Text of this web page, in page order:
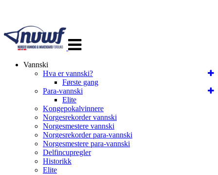
navigasjon
Vannski
Hva er vannski?
Første gang
Para-vannski
Elite
Kongepokalvinnere
Norgesrekorder vannski
Norgesmestere vannski
Norgesrekorder para-vannski
Norgesmestere para-vannski
Delfincupregler
Historikk
Elite